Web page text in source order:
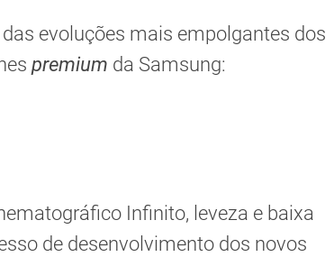
evoluções mais empolgantes dos
premium da Samsung:
Infinito, leveza e baixa
de desenvolvimento dos novos